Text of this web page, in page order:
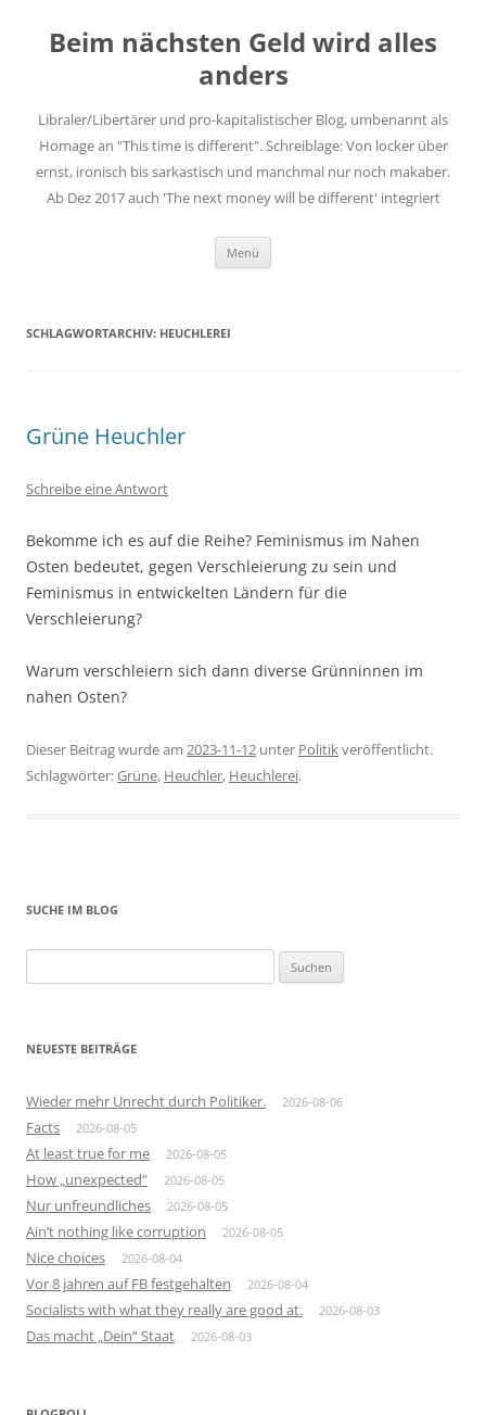
springen
Beim nächsten Geld wird alles
anders
Libraler/Libertärer und pro-kapitalistischer Blog, umbenannt als
Homage an "This time is different". Schreiblage: Von locker über
ernst, ironisch bis sarkastisch und manchmal nur noch makaber.
Ab Dez 2017 auch 'The next money will be different' integriert
Menü
SCHLAGWORTARCHIV: HEUCHLEREI
Grüne Heuchler
Schreibe eine Antwort
Bekomme ich es auf die Reihe? Feminismus im Nahen
Osten bedeutet, gegen Verschleierung zu sein und
Feminismus in entwickelten Ländern für die
Verschleierung?
Warum verschleiern sich dann diverse Grünninnen im
nahen Osten?
Dieser Beitrag wurde am 2023-11-12 unter Politikveröffentlicht.
Schlagwörter:Grüne, Heuchler, Heuchlerei.
SUCHE IM BLOG
nach:
NEUESTE BEITRÄGE
Wieder mehr Unrecht durch Politiker. 2026-08-06
Facts 2026-08-05
At least true for me 2026-08-05
How „unexpected“ 2026-08-05
Nur unfreundliches 2026-08-05
Ain’t nothing like corruption 2026-08-05
Nice choices 2026-08-04
Vor 8 jahren auf FB festgehalten 2026-08-04
Socialists with what they really are good at. 2026-08-03
Das macht „Dein“ Staat 2026-08-03